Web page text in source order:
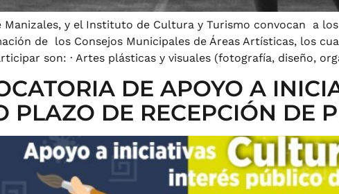
Manizales, y el Instituto de Cultura y Turismo convocan a
de los Consejos Municipales de Áreas Artísticas, los
son: · Artes plásticas y visuales (fotografía, diseño,
DE APOYO A
PLAZO DE RECEPCIÓN DE